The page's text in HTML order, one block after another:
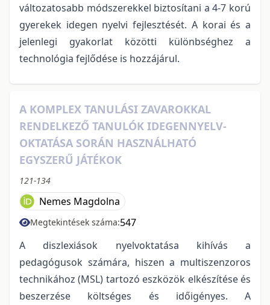
változatosabb módszerekkel biztosítani a 4-7 korú
gyerekek idegen nyelvi fejlesztését. A korai és a
jelenlegi gyakorlat közötti különbséghez a
technológia fejlődése is hozzájárul.
A KOMPLEX TANULÁSI ZAVAROKKAL
RENDELKEZŐ TANULÓK IDEGENNYELV-
OKTATÁSA SORÁN HASZNÁLHATÓ
EGYSZERŰ JÁTÉKOK
121-134
Nemes Magdolna
Megtekintések száma:547
A diszlexiások nyelvoktatása kihívás a
pedagógusok számára, hiszen a multiszenzoros
technikához (MSL) tartozó eszközök elkészítése és
beszerzése költséges és időigényes. A